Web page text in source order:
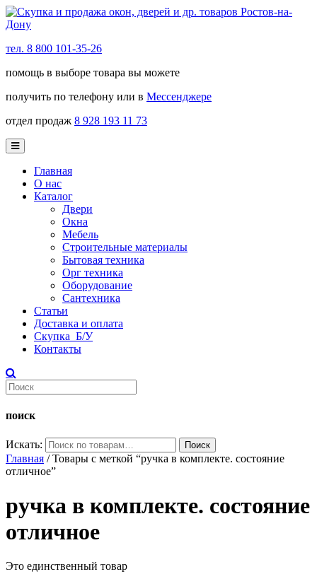
тел. 8 800 101-35-26
помощь в выборе товара вы можете
получить по телефону или в Мессенджере
отдел продаж 8 928 193 11 73
Главная
О нас
Каталог
Двери
Окна
Мебель
Строительные материалы
Бытовая техника
Орг техника
Оборудование
Сантехника
Статьи
Доставка и оплата
Скупка Б/У
Контакты
поиск
Искать: Поиск
Главная / Товары с меткой “ручка в комплекте. состояние
отличное”
ручка в комплекте. состояние
отличное
Это единственный товар